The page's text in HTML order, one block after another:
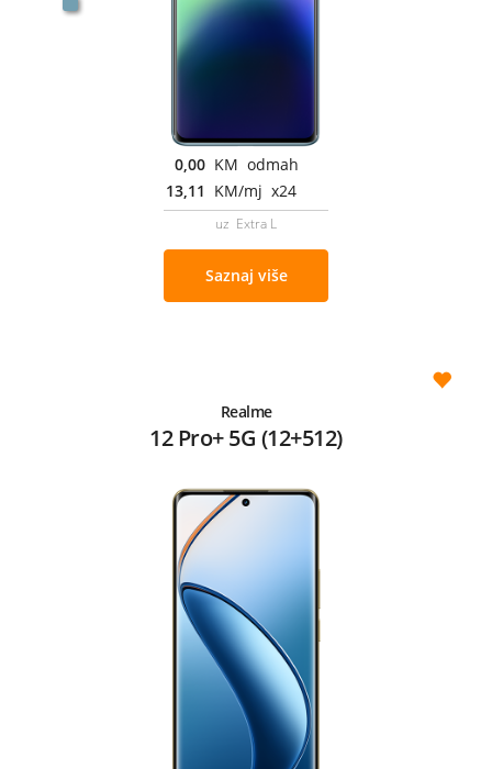
0,00 KM odmah
13,11 KM/mj x24
uz Extra L
Saznaj više
Realme
12 Pro+ 5G (12+512)